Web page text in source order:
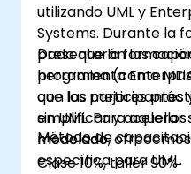
utilizando UML y
Systems. Durante la
presentarán las
programa (como
con las mejores
simplificar y acelerar
modelado.
Dado que la
herramienta
que los participantes
en UML. Para
modelado,
específica para UML.
Método de
Clase 10%, taller 90%